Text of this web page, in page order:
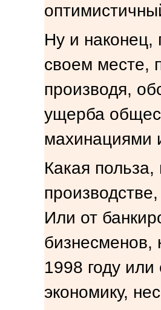
Ну и наконец,
своем месте,
производя,
ущерба
махинациями
Какая
Или от
бизнесменов,
1998 году
экономику,